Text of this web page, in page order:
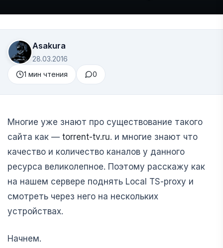
Asakura
28.03.2016
1 мин чтения
0
Многие уже знают про существование такого
сайта как — torrent-tv.ru. и многие знают что
качество и количество каналов у данного
ресурса великолепное. Поэтому расскажу как
на нашем сервере поднять Local TS-proxy и
смотреть через него на нескольких
устройствах.
Начнем.